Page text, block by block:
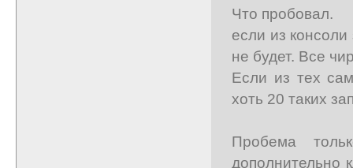
Что пробовал.
если из консоли
не будет. Все
Если из тех
хоть 20 таких
Пробема
дополнительно